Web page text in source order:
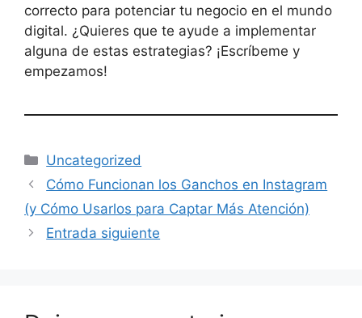
correcto para potenciar tu negocio en el mundo
digital. ¿Quieres que te ayude a implementar
alguna de estas estrategias? ¡Escríbeme y
empezamos!
Categorías
Uncategorized
Cómo Funcionan los Ganchos en Instagram
(y Cómo Usarlos para Captar Más Atención)
Entrada siguiente